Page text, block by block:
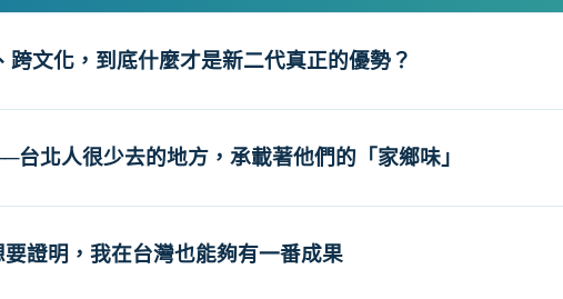
跨文化，到底什麼才是新二代真正的優勢？
台北人很少去的地方，承載著他們的「家鄉味」
證明，我在台灣也能夠有一番成果